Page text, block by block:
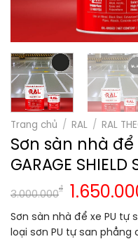
Trang chủ / RAL / RAL
Sơn sàn nhà để
GARAGE SHIELD
3.000.000
₫
Sơn sàn nhà để xe PU tự
loại sơn PU tự san phẳng